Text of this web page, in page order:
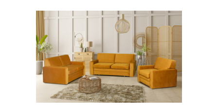
59 products